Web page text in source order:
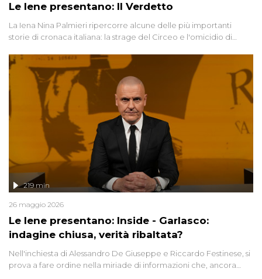
Le Iene presentano: Il Verdetto
La Iena Nina Palmieri ripercorre alcune delle più importanti
storie di cronaca italiana: la strage del Circeo e l'omicidio di
Le Iene presentano: Inside - Garlasco:
indagine chiusa, verità ribaltata?
219 min
26 maggio 2026
Nell'inchiesta di Alessandro De Giuseppe e Riccardo Festinese, si
prova a fare ordine nella miriade di informazioni che, ancora